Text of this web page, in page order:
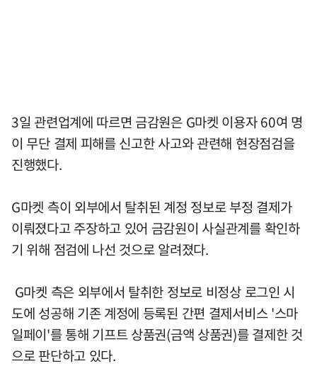
3일 관련업계에 따르면 금감원은 G마켓 이용자 60여 명
이 무단 결제 피해를 신고한 사고와 관련해 현장점검을
진행했다.
G마켓 측이 외부에서 탈취된 계정 정보로 부정 결제가
이뤄졌다고 주장하고 있어 금감원이 사실관계를 확인하
기 위해 점검에 나선 것으로 알려졌다.
G마켓 측은 외부에서 탈취한 정보로 비정상 로그인 시
도에 성공해 기존 계정에 등록된 간편 결제서비스 '스마
일페이'를 통해 기프트 상품권(금액 상품권)를 결제한 것
으로 판단하고 있다.